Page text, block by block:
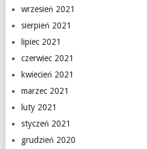
wrzesień 2021
sierpień 2021
lipiec 2021
czerwiec 2021
kwiecień 2021
marzec 2021
luty 2021
styczeń 2021
grudzień 2020